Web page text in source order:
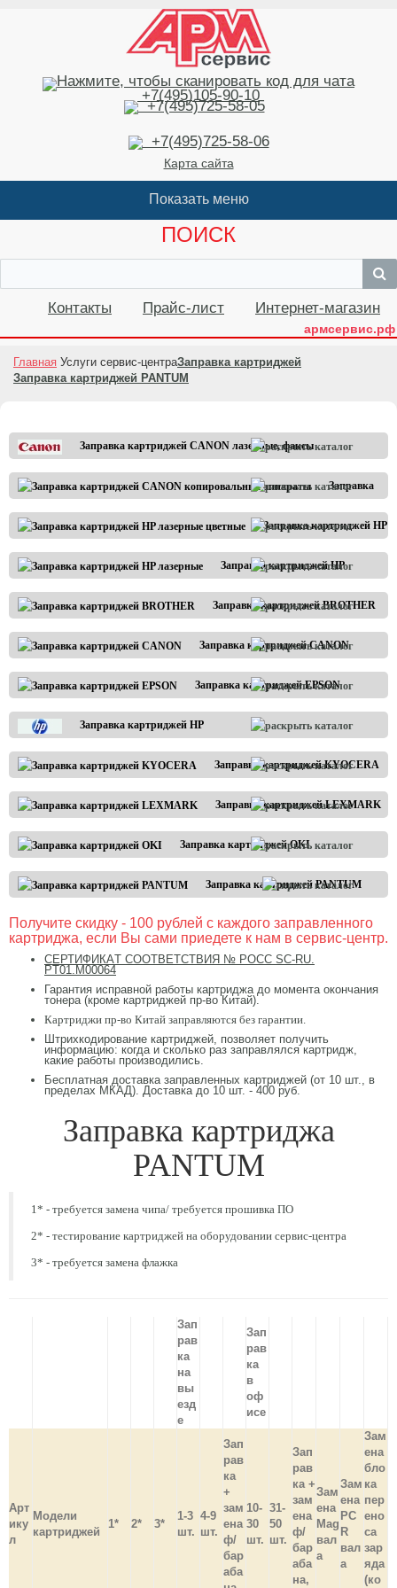
+7(495)105-90-10
+7(495)725-58-05
+7(495)725-58-06
Карта сайта
ПОИСК
Контакты Прайс-лист Интернет-магазин
армсервис.рф
Главная Услуги сервис-центраЗаправка картриджей
Заправка картриджей PANTUM
Заправка картриджей CANON лазерные, факсы
Заправка
CANON
Заправка картриджей HP
Заправка картриджей HP
Заправка картриджей BROTHER
Заправка картриджей CANON
Заправка картриджей EPSON
Заправка картриджей HP
Заправка картриджей KYOCERA
Заправка картриджей LEXMARK
Заправка картриджей OKI
Заправка картриджей PANTUM
Получите скидку - 100 рублей с каждого заправленного
картриджа, если Вы сами приедете к нам в сервис-центр.
CЕРТИФИКAТ CООТВЕТCТВИЯ № РОСС SC-RU.
PT01.М00064
Гарантия исправной работы картриджа до момента окончания
тонера (кроме картриджей пр-во Китай).
Картриджи пр-во Китай заправляются без гарантии.
Штрихкодирование картриджей, позволяет получить
информацию: когда и сколько раз заправлялся картридж,
какие работы производились.
Бесплатная доставка заправленных картриджей (от 10 шт., в
пределах МКАД). Доставка до 10 шт. - 400 руб.
Заправка картриджа
PANTUM
1* - требуется замена чипа/ требуется прошивка ПО
2* - тестирование картриджей на оборудовании сервис-центра
3* - требуется замена флажка
Зап
рав
ка
на
вы
езд
е
Зап
рав
ка
в
оф
исе
Арт
ику
л
Модели
картриджей
1* 2* 3*
1-3
шт.
4-9
шт.
Зап
рав
ка
+
зам
ена
ф/
бар
аба
10-
30
шт.
31-
50
шт.
Зап
рав
ка +
зам
ена
ф/
бар
аба
на,
Зам
ена
Mag
вал
а
Зам
ена
PC
R
вал
а
Зам
ена
бло
ка
пер
ено
са
зар
яда
(ко